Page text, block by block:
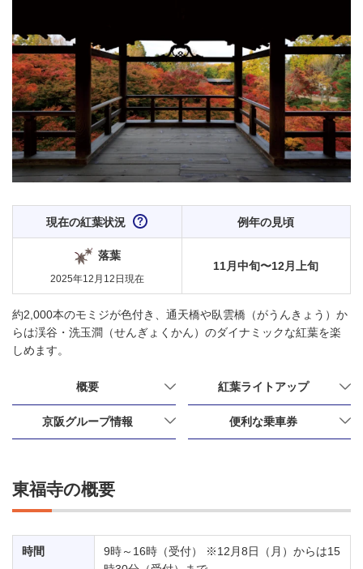
現在の紅葉状況
落葉
2025年12月12日現在
例年の見頃
11月中旬〜12月上旬
約2,000本のモミジが色付き、通天橋や臥雲橋（がうんきょう）か
らは渓谷・洗玉澗（せんぎょくかん）のダイナミックな紅葉を楽
しめます。
概要 紅葉ライトアップ
京阪グループ情報 便利な乗車券
東福寺の概要
時間
9時～16時（受付） ※12月8日（月）からは15